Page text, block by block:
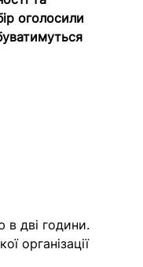
оголосили
в дві години.
організації